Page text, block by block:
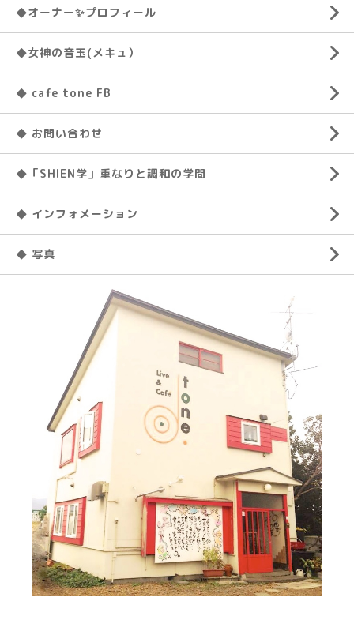
◆オーナー✨プロフィール
◆女神の音玉(メキュ）
◆ cafe tone FB
◆ お問い合わせ
◆「SHIEN学」重なりと調和の学問
◆ インフォメーション
◆ 写真